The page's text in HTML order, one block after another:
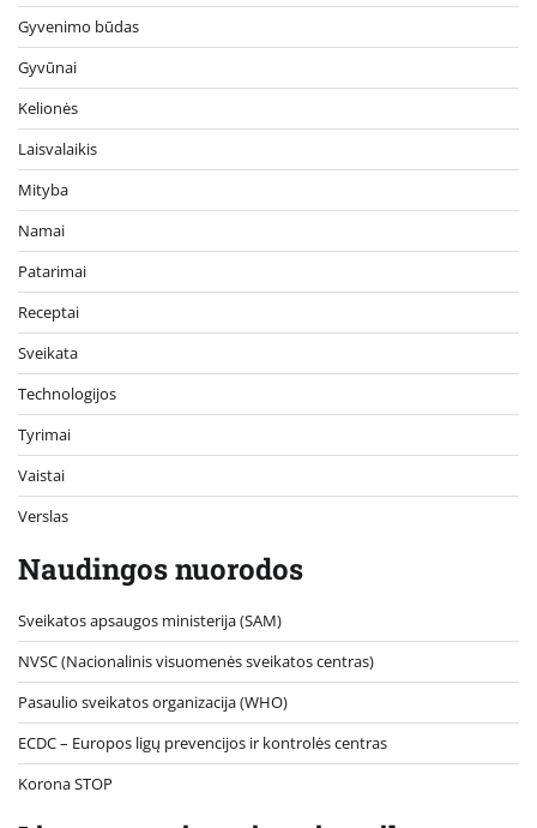
Gyvenimo būdas
Gyvūnai
Kelionės
Laisvalaikis
Mityba
Namai
Patarimai
Receptai
Sveikata
Technologijos
Tyrimai
Vaistai
Verslas
Naudingos nuorodos
Sveikatos apsaugos ministerija (SAM)
NVSC (Nacionalinis visuomenės sveikatos centras)
Pasaulio sveikatos organizacija (WHO)
ECDC – Europos ligų prevencijos ir kontrolės centras
Korona STOP